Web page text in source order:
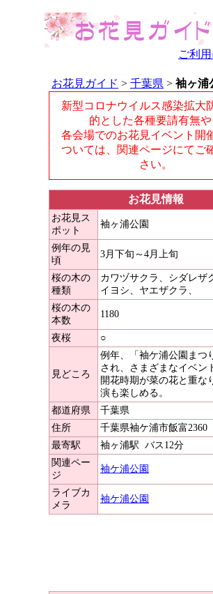
ご利
お花見ガイド > 千葉県 > 袖ヶ浦
新型コロナウイルス感染拡大
的とした各種要請有無や
各会場でのお花見イベント開
ついては、関連ページにてご
さい。
お花見情報
お花見ス
ポット
袖ヶ浦公園
例年の見
頃
3月下旬～4月上旬
桜の木の
種類
カワヅサクラ、シダレザ
イヨシ、ヤエザクラ、
桜の木の
本数
1180
夜桜 ○
見どころ
例年、「袖ケ浦公園まつ
され、さまざまなイベン
開花時期が菜の花と重な
演も楽しめる。
都道府県
千葉県
住所
千葉県袖ケ浦市飯富2360
最寄駅
袖ヶ浦駅 バス12分
関連ペー
ジ
袖ケ浦公園
ライブカ
メラ
袖ケ浦公園